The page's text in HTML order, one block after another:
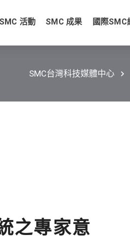
SMC 活動 SMC 成果 國際SMC
SMC台灣科技媒體中心
之專家意